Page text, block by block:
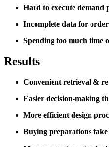
Hard to execute demand
Incomplete data for
Spending too much time
Results
Convenient retrieval &
Easier decision-making
More efficient design
Buying preparations take